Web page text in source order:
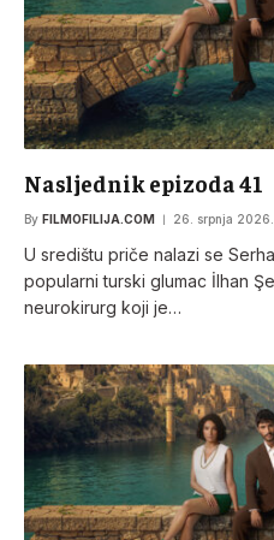
Nasljednik epizoda 41
By FILMOFILIJA.COM 26. srpnja 2026.
U središtu priče nalazi se
popularni turski glumac İlhan
neurokirurg koji je…